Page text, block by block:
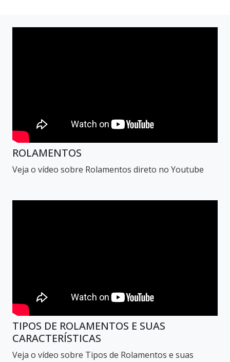
ROLAMENTOS
Veja o vídeo sobre Rolamentos direto no Youtube
TIPOS DE ROLAMENTOS E SUAS
CARACTERÍSTICAS
Veja o vídeo sobre Tipos de Rolamentos e suas